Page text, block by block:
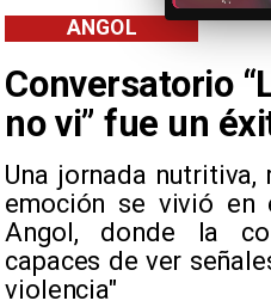
Conversatorio
no vi” fue un
Una jornada nutritiva,
emoción se vivió en
Angol, donde la
capaces de ver
violencia"
ANGOL